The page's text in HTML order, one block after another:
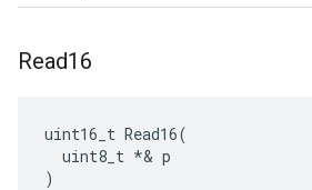
Read16
uint16_t Read16(
  uint8_t *& p
)